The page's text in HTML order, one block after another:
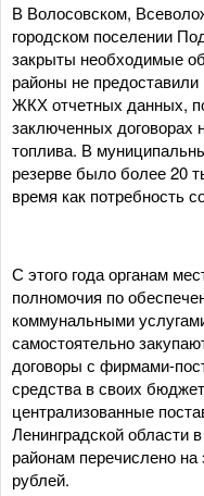
В Волосовском,
городском поселении
закрыты необходимые
районы не предоставили
ЖКХ отчетных данных,
заключенных договорах
топлива. В
резерве было более 20
время как потребность
С этого года органам
полномочия по
коммунальными
самостоятельно
договоры с фирмами-
средства в своих
централизованные
Ленинградской области
районам перечислено
рублей.